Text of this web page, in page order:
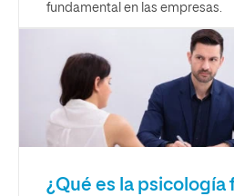
fundamental en las empresas.
¿Qué es la psicología